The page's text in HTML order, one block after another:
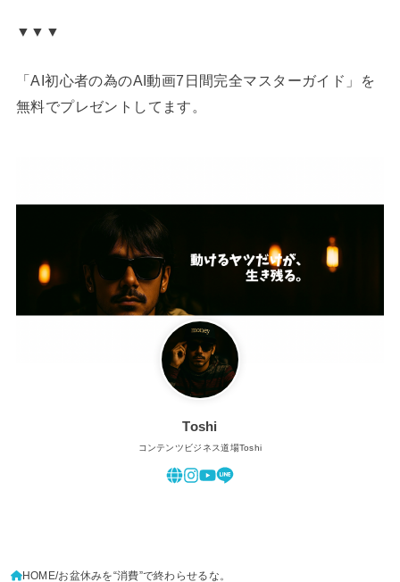
▼▼▼
「AI初心者の為のAI動画7日間完全マスターガイド」を
無料でプレゼントしてます。
Toshi
コンテンツビジネス道場Toshi
HOME お盆休みを“消費”で終わらせるな。